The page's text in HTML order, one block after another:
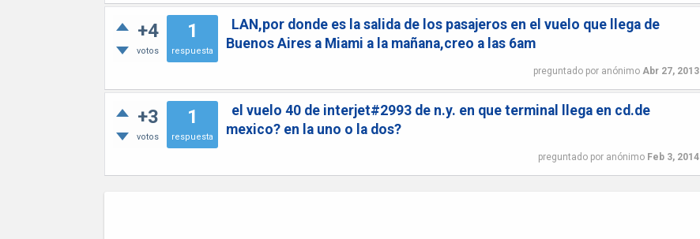
+4
votos
1
respuesta
LAN,por donde es la salida de los pasajeros en el vuelo que llega de
Buenos Aires a Miami a la mañana,creo a las 6am
preguntado por anónimo Abr 27, 2013
+3
votos
1
respuesta
el vuelo 40 de interjet#2993 de n.y. en que terminal llega en cd.de
mexico? en la uno o la dos?
preguntado por anónimo Feb 3, 2014